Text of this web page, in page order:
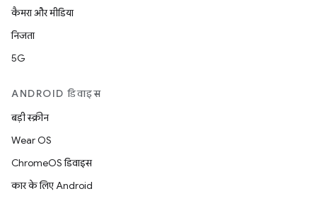
कैमरा और मीडिया
निजता
5G
ANDROID डिवाइस
बड़ी स्क्रीन
Wear OS
ChromeOS डिवाइस
कार के लिए Android